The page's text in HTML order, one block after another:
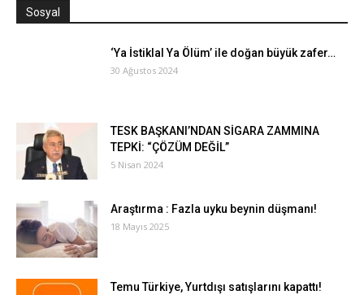
Sosyal
‘Ya İstiklal Ya Ölüm’ ile doğan büyük zafer…
30 Ağustos 2024
TESK BAŞKANI’NDAN SİGARA ZAMMINA
TEPKİ: “ÇÖZÜM DEĞİL”
5 Nisan 2024
Araştırma : Fazla uyku beynin düşmanı!
18 Mayıs 2025
Temu Türkiye, Yurtdışı satışlarını kapattı!